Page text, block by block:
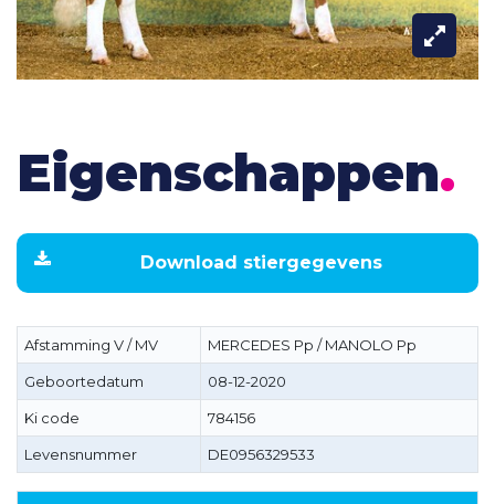
Eigenschappen.
Download stiergegevens
Afstamming V / MV MERCEDES Pp / MANOLO Pp
Geboortedatum 08-12-2020
Ki code 784156
Levensnummer DE0956329533